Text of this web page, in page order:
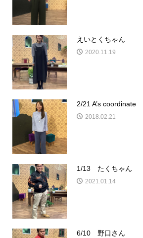
えいとくちゃん
2020.11.19
2/21 A’s coordinate
2018.02.21
1/13 たくちゃん
2021.01.14
6/10 野口さん